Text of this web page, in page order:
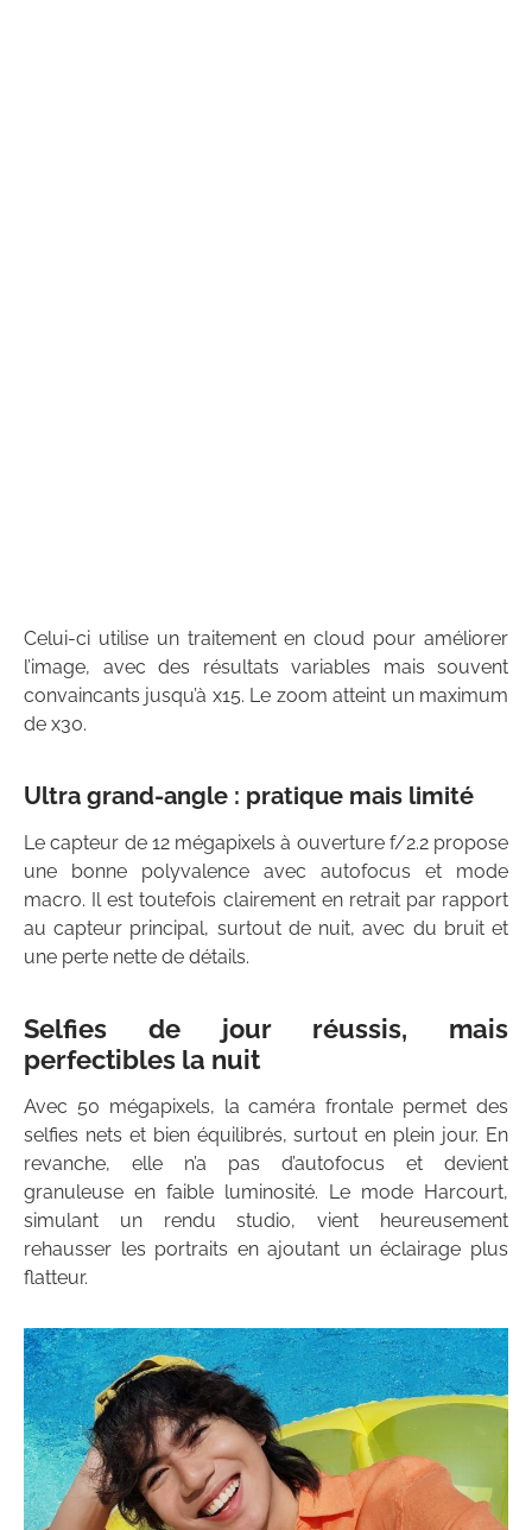
Celui-ci utilise un traitement en cloud pour améliorer
l’image, avec des résultats variables mais souvent
convaincants jusqu’à x15. Le zoom atteint un maximum
de x30.
Ultra grand-angle : pratique mais limité
Le capteur de 12 mégapixels à ouverture f/2.2 propose
une bonne polyvalence avec autofocus et mode
macro. Il est toutefois clairement en retrait par rapport
au capteur principal, surtout de nuit, avec du bruit et
une perte nette de détails.
Selfies de jour réussis, mais
perfectibles la nuit
Avec 50 mégapixels, la caméra frontale permet des
selfies nets et bien équilibrés, surtout en plein jour. En
revanche, elle n’a pas d’autofocus et devient
granuleuse en faible luminosité. Le mode Harcourt,
simulant un rendu studio, vient heureusement
rehausser les portraits en ajoutant un éclairage plus
flatteur.